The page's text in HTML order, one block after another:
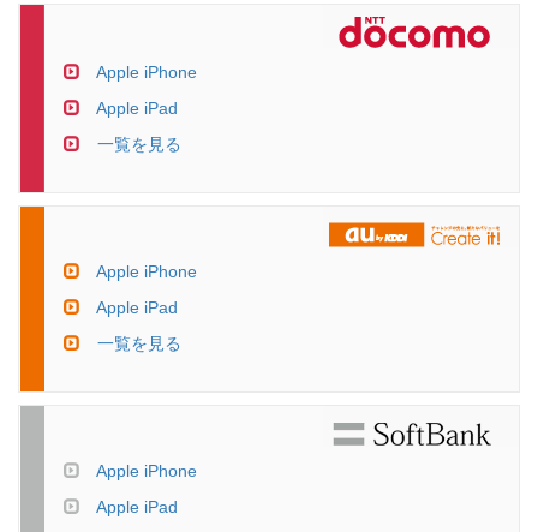
Apple iPhone
Apple iPad
一覧を見る
Apple iPhone
Apple iPad
一覧を見る
Apple iPhone
Apple iPad